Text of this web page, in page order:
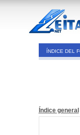
ÍNDICE DEL
Índice general